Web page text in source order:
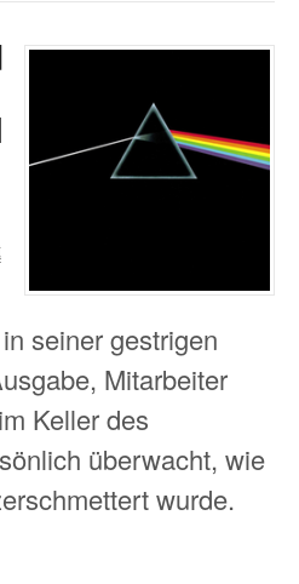
seiner gestrigen
Mitarbeiter
Keller des
überwacht, wie
wurde.